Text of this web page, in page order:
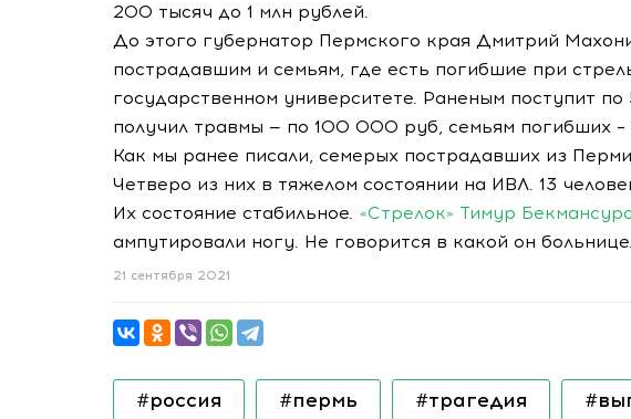
200 тысяч до 1 млн рублей.
До этого губернатор Пермского края Дмитрий
пострадавшим и семьям, где есть погибшие при
государственном университете. Раненым поступит
получил травмы — по 100 000 руб, семьям погибших –
Как мы ранее писали, семерых пострадавших из
Четверо из них в тяжелом состоянии на ИВЛ. 13
Их состояние стабильное. «Стрелок» Тимур
ампутировали ногу. Не говорится в какой он
21 сентября 2021
#россия #пермь #трагедия